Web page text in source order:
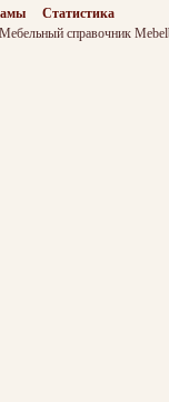
Статистика
справочник